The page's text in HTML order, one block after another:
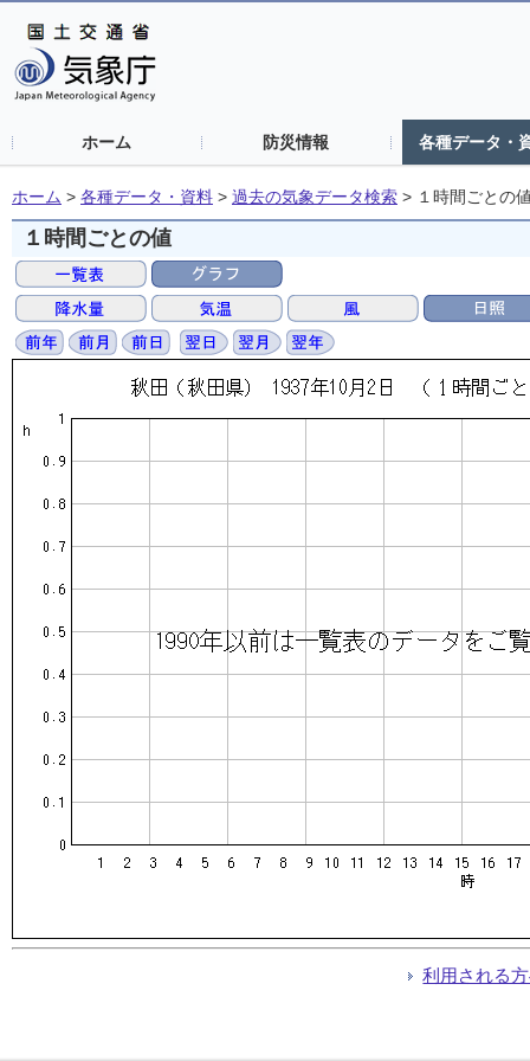
ホーム 防災情報 各種データ・
ホーム > 各種データ・資料 > 過去の気象データ検索 > １時間ごとの
１時間ごとの値
利用される